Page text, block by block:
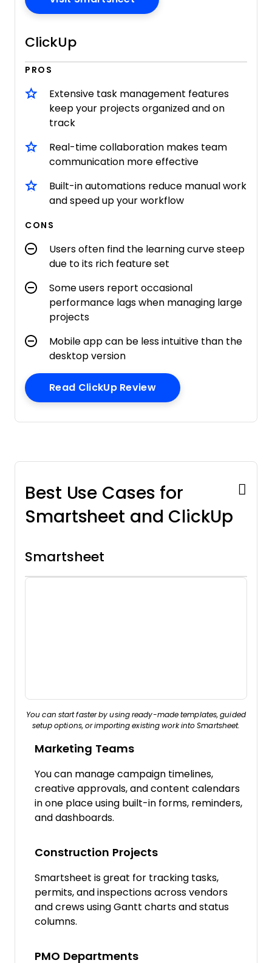
ClickUp
PROS
Extensive task management features
keep your projects organized and on
track
Real-time collaboration makes team
communication more effective
Built-in automations reduce manual work
and speed up your workflow
CONS
Users often find the learning curve steep
due to its rich feature set
Some users report occasional
performance lags when managing large
projects
Mobile app can be less intuitive than the
desktop version
Read ClickUp ReviewOpens New Window
Best Use Cases for
Smartsheet and ClickUp
Smartsheet
You can start faster by using ready-made templates, guided
setup options, or importing existing work into Smartsheet.
Marketing Teams
You can manage campaign timelines,
creative approvals, and content calendars
in one place using built-in forms, reminders,
and dashboards.
Construction Projects
Smartsheet is great for tracking tasks,
permits, and inspections across vendors
and crews using Gantt charts and status
columns.
PMO Departments